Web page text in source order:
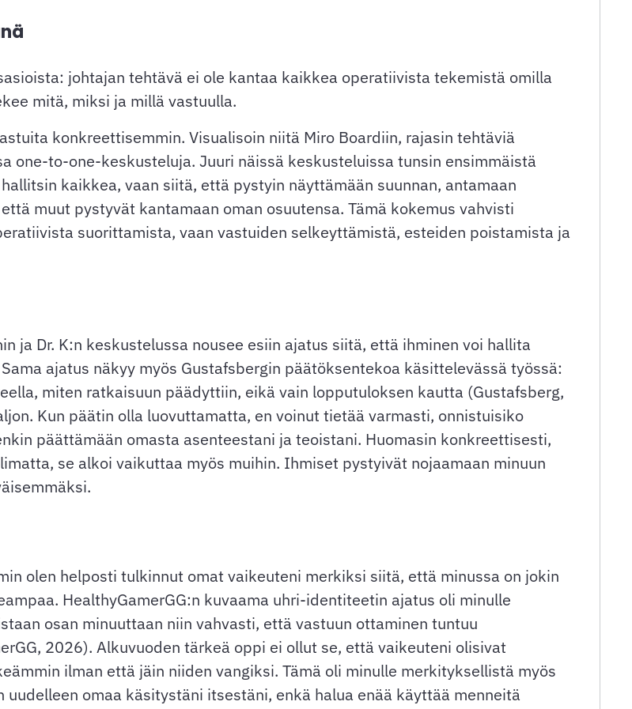
johtajan tehtävä ei ole kantaa kaikkea operatiivista tekemistä omilla
mitä, miksi ja millä vastuulla.
konkreettisemmin. Visualisoin niitä Miro Boardiin, rajasin tehtäviä
one-to-one-keskusteluja. Juuri näissä keskusteluissa tunsin ensimmäistä
kaikkea, vaan siitä, että pystyin näyttämään suunnan, antamaan
muut pystyvät kantamaan oman osuutensa. Tämä kokemus vahvisti
suorittamista, vaan vastuiden selkeyttämistä, esteiden poistamista ja
ja Dr. K:n keskustelussa nousee esiin ajatus siitä, että ihminen voi hallita
ajatus näkyy myös Gustafsbergin päätöksentekoa käsittelevässä työssä:
miten ratkaisuun päädyttiin, eikä vain lopputuloksen kautta (Gustafsberg,
Kun päätin olla luovuttamatta, en voinut tietää varmasti, onnistuisiko
päättämään omasta asenteestani ja teoistani. Huomasin konkreettisesti,
se alkoi vaikuttaa myös muihin. Ihmiset pystyivät nojaamaan minuun
olen helposti tulkinnut omat vaikeuteni merkiksi siitä, että minussa on jokin
HealthyGamerGG:n kuvaama uhri-identiteetin ajatus oli minulle
osan minuuttaan niin vahvasti, että vastuun ottaminen tuntuu
2026). Alkuvuoden tärkeä oppi ei ollut se, että vaikeuteni olisivat
ilman että jäin niiden vangiksi. Tämä oli minulle merkityksellistä myös
omaa käsitystäni itsestäni, enkä halua enää käyttää menneitä